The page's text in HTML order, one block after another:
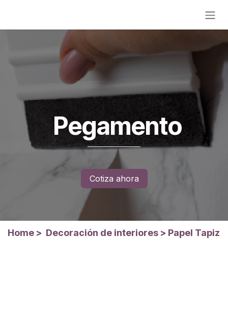
Pegamento
Cotiza ahora
Home > Decoración de interiores > Papel Tapiz